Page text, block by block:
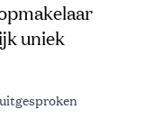
uniek